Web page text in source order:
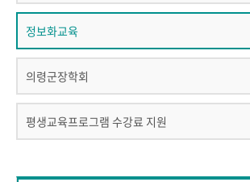
정보화교육
의령군장학회
평생교육프로그램 수강료 지원